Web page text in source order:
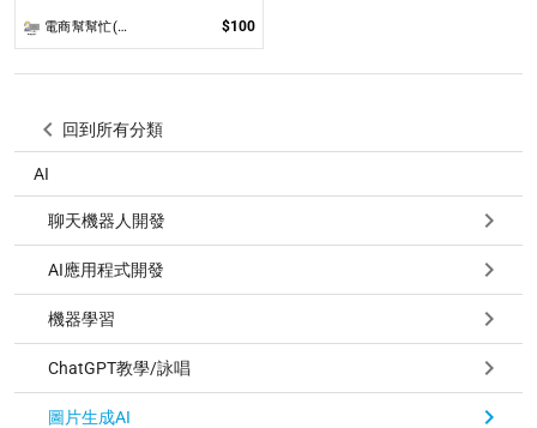
電商幫幫忙(電商平台代營運/電商上架/運營策略/網路行銷) $100
回到所有分類
AI
聊天機器人開發
AI應用程式開發
機器學習
ChatGPT教學/詠唱
圖片生成AI